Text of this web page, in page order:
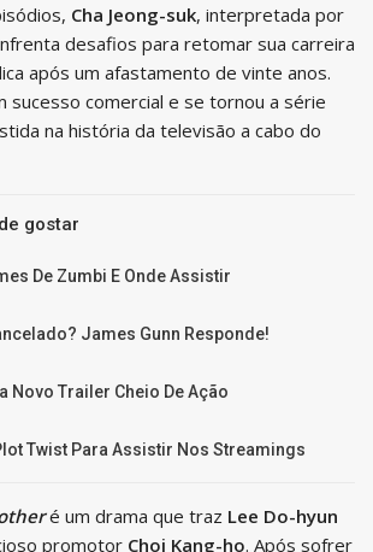
Cha Jeong-suk, interpretada por
desafios para retomar sua carreira
após um afastamento de vinte anos.
sucesso comercial e se tornou a série
na história da televisão a cabo do
gostar
De Zumbi E Onde Assistir
James Gunn Responde!
Novo Trailer Cheio De Ação
Twist Para Assistir Nos Streamings
é um drama que traz Lee Do-hyun
promotor Choi Kang-ho. Após sofrer